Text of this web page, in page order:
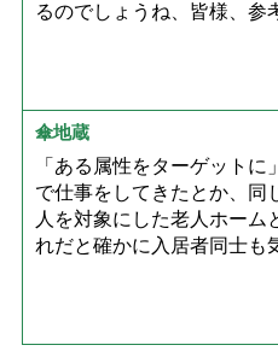
るのでしょうね、皆様、参
傘地蔵
「ある属性をターゲット
で仕事をしてきたとか、同
人を対象にした老人ホーム
れだと確かに入居者同士も